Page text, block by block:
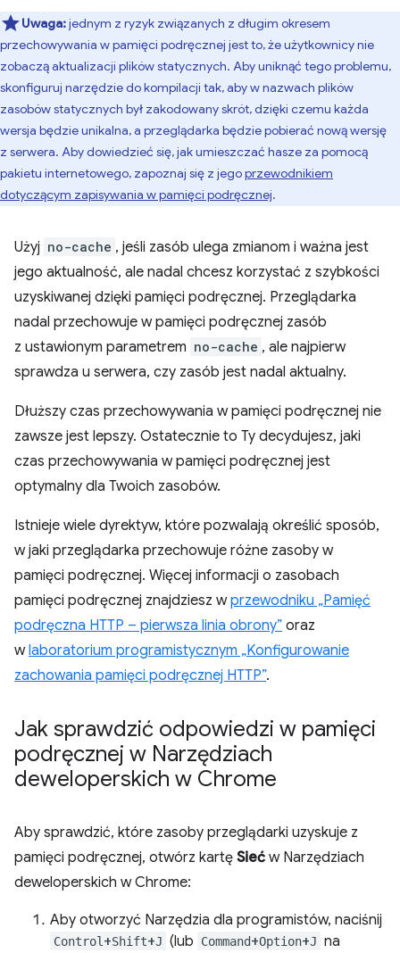
Uwaga:jednym z ryzyk związanych z długim okresem
przechowywania w pamięci podręcznej jest to, że użytkownicy nie
zobaczą aktualizacji plików statycznych. Aby uniknąć tego problemu,
skonfiguruj narzędzie do kompilacji tak, aby w nazwach plików
zasobów statycznych był zakodowany skrót, dzięki czemu każda
wersja będzie unikalna, a przeglądarka będzie pobierać nową wersję
z serwera. Aby dowiedzieć się, jak umieszczać hasze za pomocą
pakietu internetowego, zapoznaj się z jegoprzewodnikiem
dotyczącym zapisywania w pamięci podręcznej.
Użyj no-cache , jeśli zasób ulega zmianom i ważna jest
jego aktualność, ale nadal chcesz korzystać z szybkości
uzyskiwanej dzięki pamięci podręcznej. Przeglądarka
nadal przechowuje w pamięci podręcznej zasób
z ustawionym parametrem no-cache , ale najpierw
sprawdza u serwera, czy zasób jest nadal aktualny.
Dłuższy czas przechowywania w pamięci podręcznej nie
zawsze jest lepszy. Ostatecznie to Ty decydujesz, jaki
czas przechowywania w pamięci podręcznej jest
optymalny dla Twoich zasobów.
Istnieje wiele dyrektyw, które pozwalają określić sposób,
w jaki przeglądarka przechowuje różne zasoby w
pamięci podręcznej. Więcej informacji o zasobach
pamięci podręcznej znajdziesz wprzewodniku „Pamięć
podręczna HTTP – pierwsza linia obrony” oraz
wlaboratorium programistycznym „Konfigurowanie
zachowania pamięci podręcznej HTTP”.
Jak sprawdzić odpowiedzi w pamięci
podręcznej w Narzędziach
deweloperskich w Chrome
Aby sprawdzić, które zasoby przeglądarki uzyskuje z
pamięci podręcznej, otwórz kartę Sieć w Narzędziach
deweloperskich w Chrome:
Aby otworzyć Narzędzia dla programistów, naciśnij
Control +Shift+J (lub Command+Option+J na